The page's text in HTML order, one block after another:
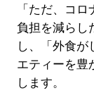
「ただ、コ
負担を減らし
し、「外食が
エティーを豊
します。